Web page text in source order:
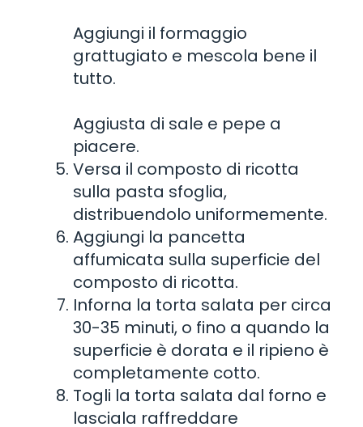
Aggiungi il formaggio
grattugiato e mescola bene il
tutto.
Aggiusta di sale e pepe a
piacere.
Versa il composto di ricotta
sulla pasta sfoglia,
distribuendolo uniformemente.
Aggiungi la pancetta
affumicata sulla superficie del
composto di ricotta.
Inforna la torta salata per circa
30-35 minuti, o fino a quando la
superficie è dorata e il ripieno è
completamente cotto.
Togli la torta salata dal forno e
lasciala raffreddare